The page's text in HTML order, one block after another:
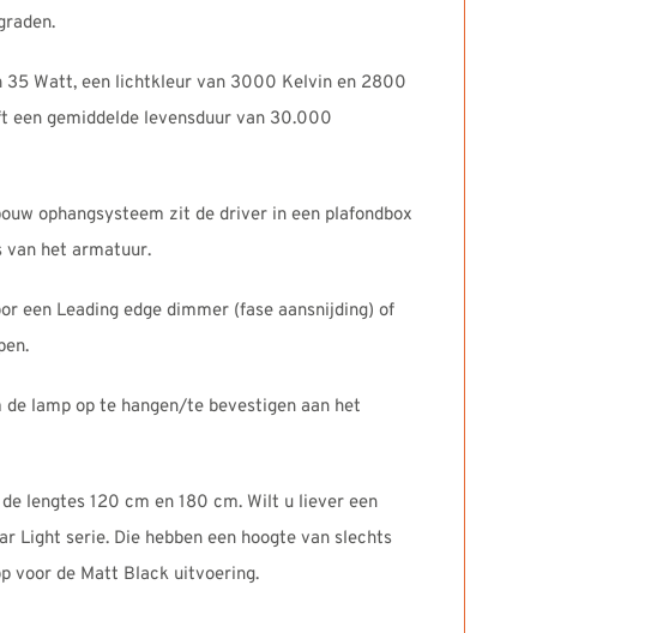
35 Watt, een lichtkleur van 3000 Kelvin en 2800
een gemiddelde levensduur van 30.000
ophangsysteem zit de driver in een plafondbox
van het armatuur.
een Leading edge dimmer (fase aansnijding) of
lamp op te hangen/te bevestigen aan het
lengtes 120 cm en 180 cm. Wilt u liever een
Light serie. Die hebben een hoogte van slechts
voor de Matt Black uitvoering.